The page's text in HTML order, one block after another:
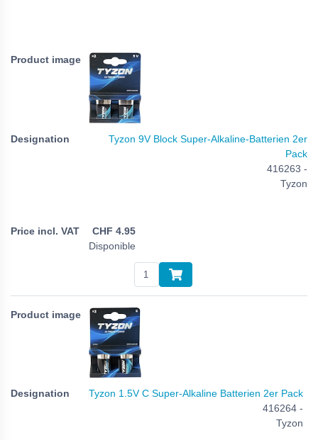
Tyzon 9V Block Super-Alkaline-Batterien 2er
Pack
416263 -
Tyzon
CHF 4.95
Disponible
Tyzon 1.5V C Super-Alkaline Batterien 2er Pack
416264 -
Tyzon